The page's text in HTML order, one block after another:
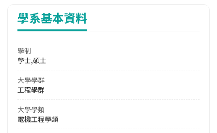
學系基本資料
學制
學士,碩士
大學學群
工程學群
大學學類
電機工程學類